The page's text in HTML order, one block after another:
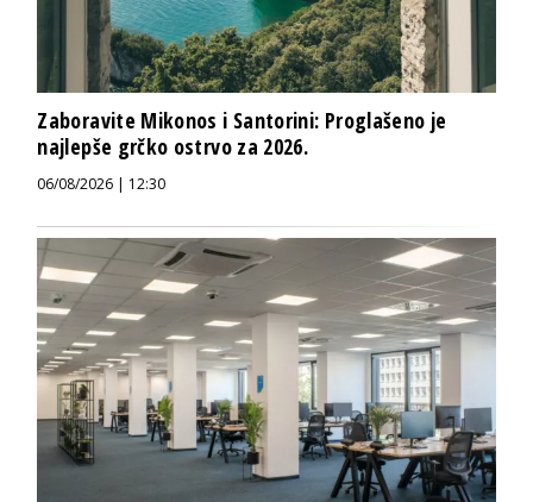
Zaboravite Mikonos i Santorini: Proglašeno je
najlepše grčko ostrvo za 2026.
06/08/2026 | 12:30